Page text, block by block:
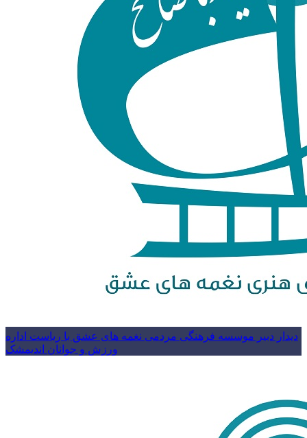
دیدار دبیر موسسه فرهنگی مردمی نغمه های عشق با ریاست اداره
ورزش و جوانان اندیمشک